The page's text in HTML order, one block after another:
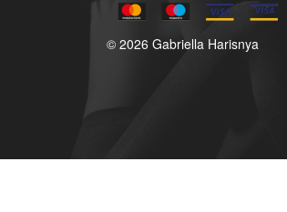
© 2026 Gabriella Harisnya